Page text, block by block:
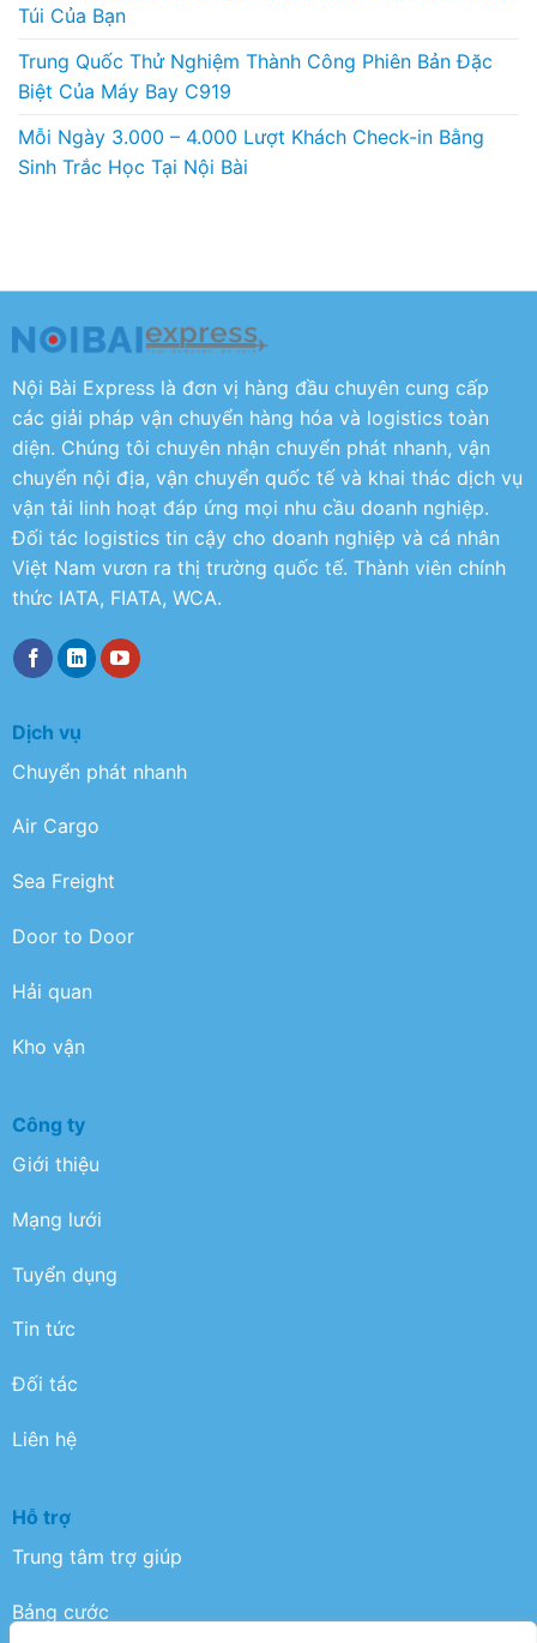
Túi Của Bạn
Trung Quốc Thử Nghiệm Thành Công Phiên Bản Đặc
Biệt Của Máy Bay C919
Mỗi Ngày 3.000 – 4.000 Lượt Khách Check-in Bằng
Sinh Trắc Học Tại Nội Bài
Nội Bài Express là đơn vị hàng đầu chuyên cung cấp
các giải pháp vận chuyển hàng hóa và logistics toàn
diện. Chúng tôi chuyên nhận chuyển phát nhanh, vận
chuyển nội địa, vận chuyển quốc tế và khai thác dịch vụ
vận tải linh hoạt đáp ứng mọi nhu cầu doanh nghiệp.
Đối tác logistics tin cậy cho doanh nghiệp và cá nhân
Việt Nam vươn ra thị trường quốc tế. Thành viên chính
thức IATA, FIATA, WCA.
Dịch vụ
Chuyển phát nhanh
Air Cargo
Sea Freight
Door to Door
Hải quan
Kho vận
Công ty
Giới thiệu
Mạng lưới
Tuyển dụng
Tin tức
Đối tác
Liên hệ
Hỗ trợ
Trung tâm trợ giúp
Bảng cước